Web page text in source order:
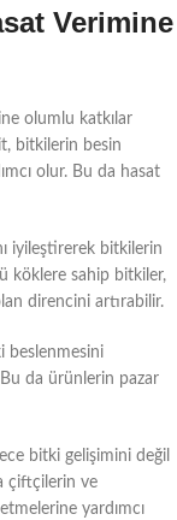
Verimine
olumlu katkılar
bitkilerin besin
olur. Bu da hasat
iyileştirerek bitkilerin
köklere sahip bitkiler,
direncini artırabilir.
beslenmesini
da ürünlerin pazar
bitki gelişimini değil
çiftçilerin ve
yardımcı